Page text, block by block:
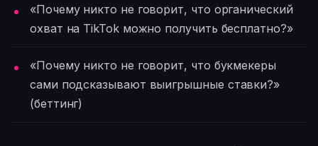
«Почему никто не говорит, что органический
охват на TikTok можно получить бесплатно?»
«Почему никто не говорит, что букмекеры
сами подсказывают выигрышные ставки?»
(беттинг)